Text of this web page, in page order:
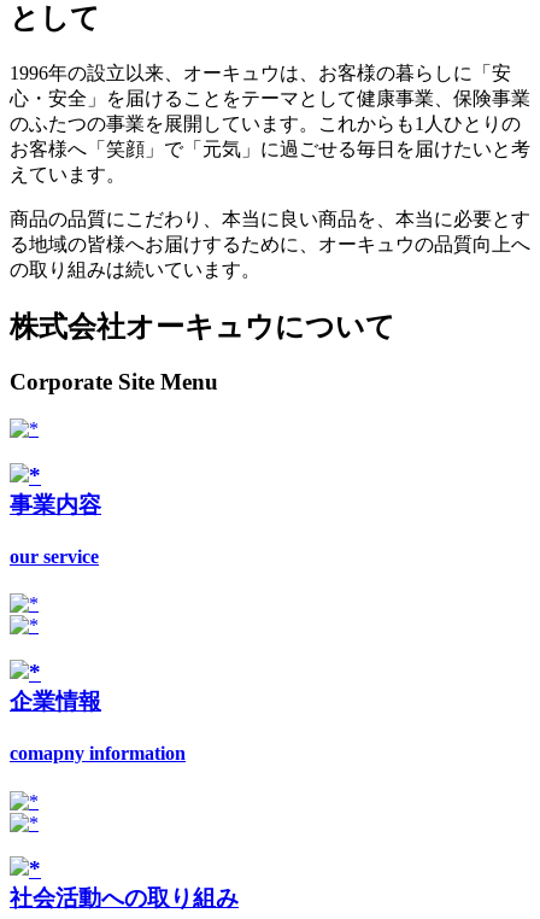
として
1996年の設立以来、オーキュウは、お客様の暮らしに「安
心・安全」を届けることをテーマとして健康事業、保険事業
のふたつの事業を展開しています。これからも1人ひとりの
お客様へ「笑顔」で「元気」に過ごせる毎日を届けたいと考
えています。
商品の品質にこだわり、本当に良い商品を、本当に必要とす
る地域の皆様へお届けするために、オーキュウの品質向上へ
の取り組みは続いています。
株式会社オーキュウについて
Corporate Site Menu
事業内容
our service
企業情報
comapny information
社会活動への取り組み